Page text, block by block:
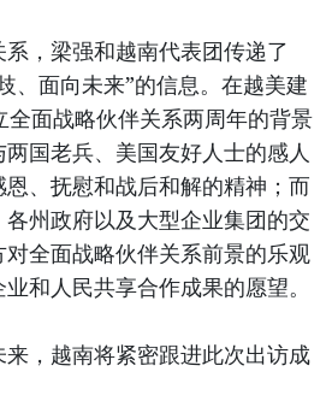
，梁强和越南代表团传递了
、面向未来”的信息。在越美建
全面战略伙伴关系两周年的背景
国老兵、美国友好人士的感人
、抚慰和战后和解的精神；而
州政府以及大型企业集团的交
全面战略伙伴关系前景的乐观
和人民共享合作成果的愿望。
，越南将紧密跟进此次出访成